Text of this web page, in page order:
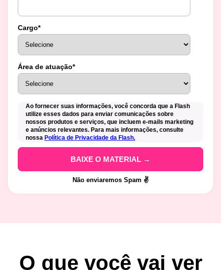
Cargo*
Área de atuação*
Ao fornecer suas informações, você concorda que a Flash
utilize esses dados para enviar comunicações sobre
nossos produtos e serviços, que incluem e-mails marketing
e anúncios relevantes. Para mais informações, consulte
nossa Política de Privacidade da Flash.
Não enviaremos Spam ✌️
O que você vai ver